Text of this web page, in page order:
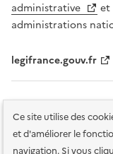
Ce site utilise des
et d'améliorer le
navigation. Si vous
administrative
et
administrations
legifrance.gouv.fr